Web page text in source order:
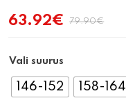
79.90€
Algne
oli:
79.90€.
63.92€
Praegune
on:
63.92€.
Vali suurus
146-152 158-164